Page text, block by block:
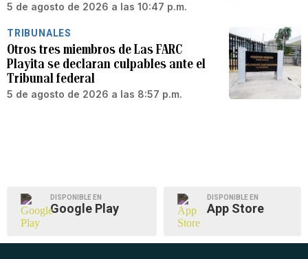
5 de agosto de 2026 a las 10:47 p.m.
TRIBUNALES
Otros tres miembros de Las FARC
Playita se declaran culpables ante el
Tribunal federal
5 de agosto de 2026 a las 8:57 p.m.
DISPONIBLE EN
Google Play
DISPONIBLE EN
App Store